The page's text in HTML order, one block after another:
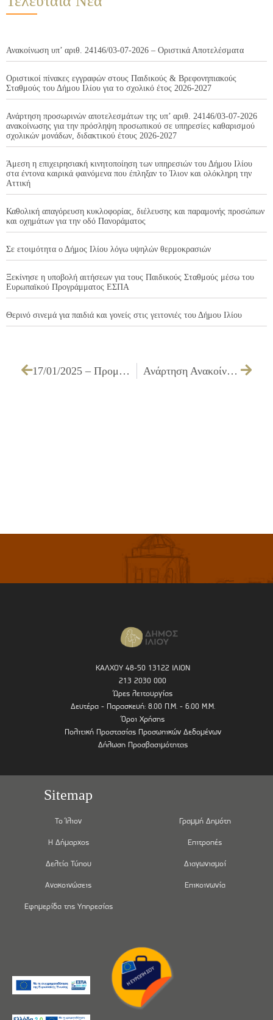
Ανακοίνωση υπ’ αριθ. 24146/03-07-2026 – Οριστικά Αποτελέσματα
Οριστικοί πίνακες εγγραφών στους Παιδικούς & Βρεφονηπιακούς
Σταθμούς του Δήμου Ιλίου για το σχολικό έτος 2026-2027
Ανάρτηση προσωρινών αποτελεσμάτων της υπ’ αριθ. 24146/03-07-2026
ανακοίνωσης για την πρόσληψη προσωπικού σε υπηρεσίες καθαρισμού
σχολικών μονάδων, διδακτικού έτους 2026-2027
Άμεση η επιχειρησιακή κινητοποίηση των υπηρεσιών του Δήμου Ιλίου
στα έντονα καιρικά φαινόμενα που έπληξαν το Ίλιον και ολόκληρη την
Αττική
Καθολική απαγόρευση κυκλοφορίας, διέλευσης και παραμονής προσώπων
και οχημάτων για την οδό Πανοράματος
Σε ετοιμότητα ο Δήμος Ιλίου λόγω υψηλών θερμοκρασιών
Ξεκίνησε η υποβολή αιτήσεων για τους Παιδικούς Σταθμούς μέσω του
Ευρωπαϊκού Προγράμματος ΕΣΠΑ
Θερινό σινεμά για παιδιά και γονείς στις γειτονιές του Δήμου Ιλίου
17/01/2025 – Προμήθεια μέσων ατομικής προστασίας Ανάρτηση Ανακοίνωσης ΣΜΕ 1/2024 για την πρόσληψη με σύναψη σύμβασης μίσθωσης έργου με αντίτιμο
ΚΑΛΧΟΥ 48-50 13122 ΙΛΙΟΝ
213 2030 000
Ώρες λειτουργίας
Δευτέρα - Παρασκευή: 8.00 Π.Μ. - 6.00 Μ.Μ.
Όροι Χρήσης
Πολιτική Προστασίας Προσωπικών Δεδομένων
Δήλωση Προσβασιμότητας
Sitemap
Το Ίλιον
Η Δήμαρχος
Δελτία Τύπου
Ανακοινώσεις
Εφημερίδα της Υπηρεσίας
Γραμμή Δημότη
Επιτροπές
Διαγωνισμοί
Επικοινωνία